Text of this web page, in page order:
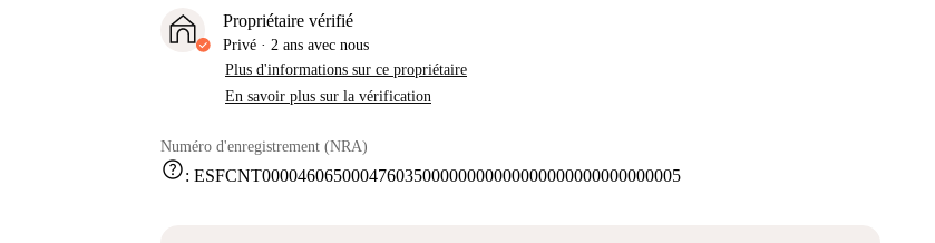
Propriétaire vérifié
Privé · 2 ans avec nous
Plus d'informations sur ce propriétaire
En savoir plus sur la vérification
Numéro d'enregistrement (NRA)
help: ESFCNT00004606500047603500000000000000000000000000005